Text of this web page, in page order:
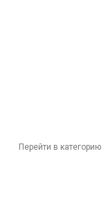
Перейти в категорию